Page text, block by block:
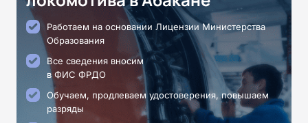
Работаем на основании Лицензии Министерства
Образования
Все сведения вносим
в ФИС ФРДО
Обучаем, продлеваем удостоверения, повышаем
разряды